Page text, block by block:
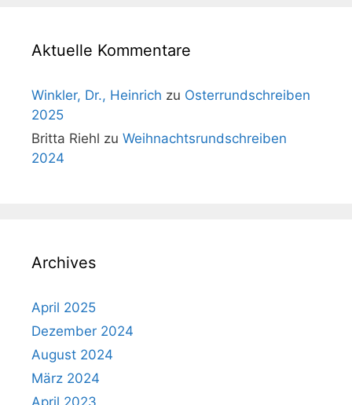
Aktuelle Kommentare
Winkler, Dr., Heinrich zu Osterrundschreiben
2025
Britta Riehl zu Weihnachtsrundschreiben
2024
Archives
April 2025
Dezember 2024
August 2024
März 2024
April 2023